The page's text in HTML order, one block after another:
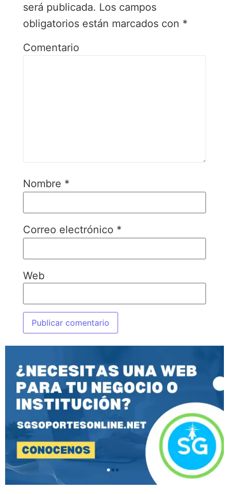
será publicada. Los campos
obligatorios están marcados con *
Comentario
Nombre *
Correo electrónico *
Web